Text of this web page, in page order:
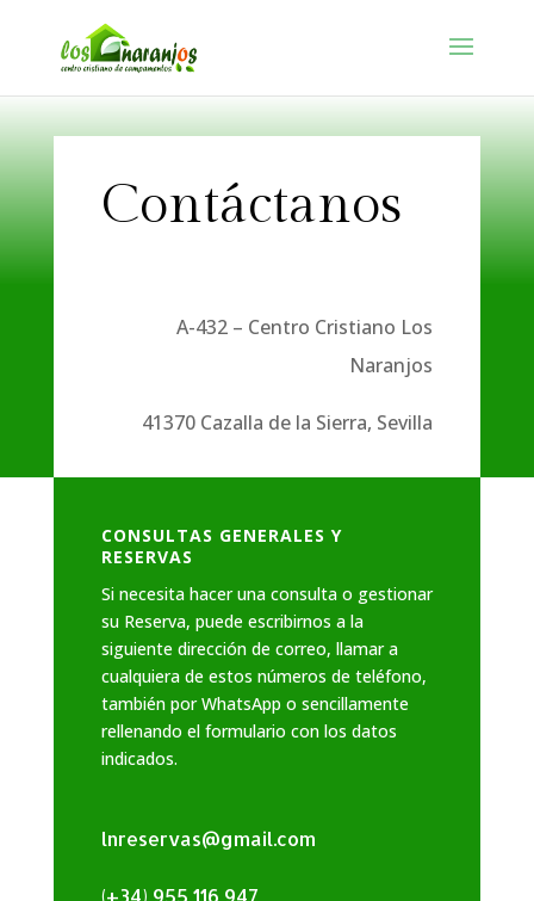
Contáctanos
A-432 – Centro Cristiano Los
Naranjos
41370 Cazalla de la Sierra, Sevilla
CONSULTAS GENERALES Y
RESERVAS
Si necesita hacer una consulta o gestionar
su Reserva, puede escribirnos a la
siguiente dirección de correo, llamar a
cualquiera de estos números de teléfono,
también por WhatsApp o sencillamente
rellenando el formulario con los datos
indicados.
lnreservas@gmail.com
(+34) 955 116 947